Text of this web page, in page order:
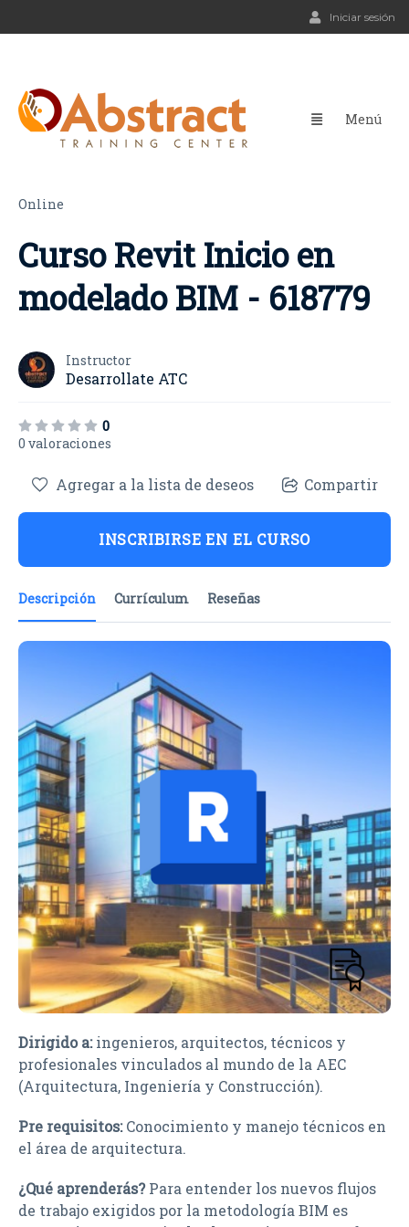
Iniciar sesión
Online
Curso Revit Inicio en
modelado BIM - 618779
Instructor
Desarrollate ATC
0
0 valoraciones
Descripción Currículum Reseñas
Dirigido a:ingenieros, arquitectos, técnicos y
profesionales vinculados al mundo de la AEC
(Arquitectura, Ingeniería y Construcción).
Pre requisitos:Conocimiento y manejo técnicos en
el área de arquitectura.
¿Qué aprenderás?Para entender los nuevos flujos
de trabajo exigidos por la metodología BIM es
Agregar a la lista de deseos Compartir
INSCRIBIRSE EN EL CURSO